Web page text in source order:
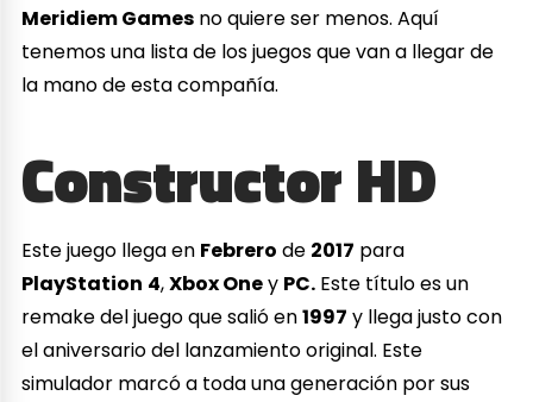
Meridiem Games no quiere ser menos. Aquí
tenemos una lista de los juegos que van a llegar de
la mano de esta compañía.
Constructor HD
Este juego llega en Febrero de 2017 para
PlayStation 4,Xbox Oney PC. Este título es un
remake del juego que salió en1997 y llega justo con
el aniversario del lanzamiento original. Este
simulador marcó a toda una generación por sus